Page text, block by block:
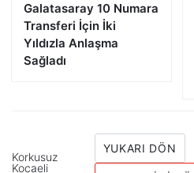
Galatasaray 10 Numara
Transferi İçin İki
Yıldızla Anlaşma
Sağladı
Korkusuz
Kocaeli
YUKARI DÖN